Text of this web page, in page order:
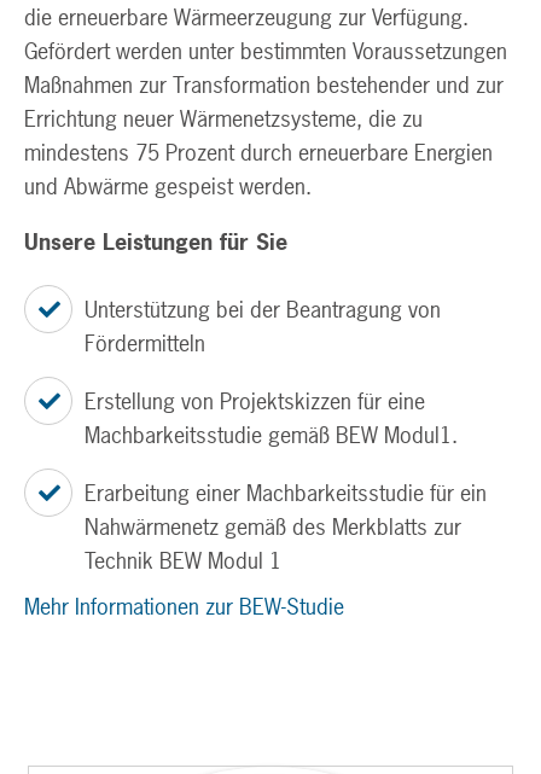
die erneuerbare Wärmeerzeugung zur Verfügung.
Gefördert werden unter bestimmten Voraussetzungen
Maßnahmen zur Transformation bestehender und zur
Errichtung neuer Wärmenetzsysteme, die zu
mindestens 75 Prozent durch erneuerbare Energien
und Abwärme gespeist werden.
Unsere Leistungen für Sie
Unterstützung bei der Beantragung von
Fördermitteln
Erstellung von Projektskizzen für eine
Machbarkeitsstudie gemäß BEW Modul1.
Erarbeitung einer Machbarkeitsstudie für ein
Nahwärmenetz gemäß des Merkblatts zur
Technik BEW Modul 1
Mehr Informationen zur BEW-Studie